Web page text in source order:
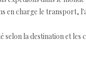
en charge le transport,
selon la destination et